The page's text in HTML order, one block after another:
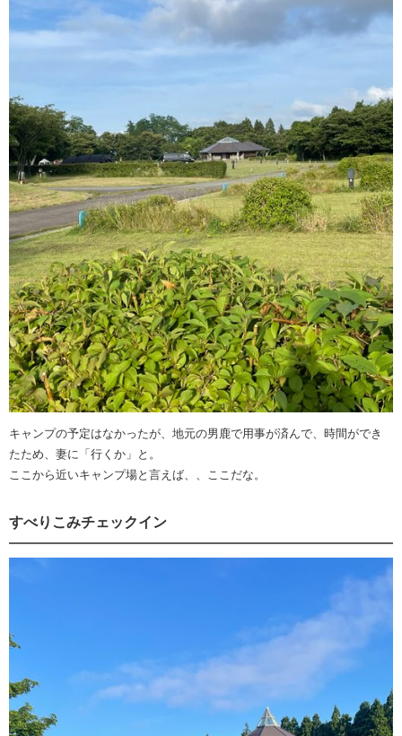
キャンプの予定はなかったが、地元の男鹿で用事が済んで、時間ができ
たため、妻に「行くか」と。
ここから近いキャンプ場と言えば、、ここだな。
すべりこみチェックイン